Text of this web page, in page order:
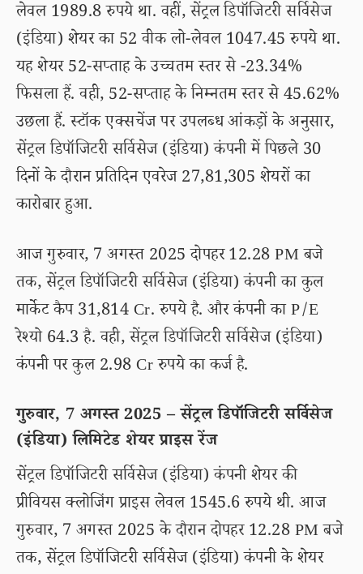
लेवल 1989.8 रुपये था. वहीं, सेंट्रल डिपॉजिटरी सर्विसेज
(इंडिया) शेयर का 52 वीक लो-लेवल 1047.45 रुपये था.
यह शेयर 52-सप्ताह के उच्चतम स्तर से -23.34%
फिसला हैं. वही, 52-सप्ताह के निम्नतम स्तर से 45.62%
उछला हैं. स्टॉक एक्सचेंज पर उपलब्ध आंकड़ों के अनुसार,
सेंट्रल डिपॉजिटरी सर्विसेज (इंडिया) कंपनी में पिछले 30
दिनों के दौरान प्रतिदिन एवरेज 27,81,305 शेयरों का
कारोबार हुआ.
आज गुरुवार, 7 अगस्त 2025 दोपहर 12.28 PM बजे
तक, सेंट्रल डिपॉजिटरी सर्विसेज (इंडिया) कंपनी का कुल
मार्केट कैप 31,814 Cr. रुपये है. और कंपनी का P/E
रेश्यो 64.3 है. वही, सेंट्रल डिपॉजिटरी सर्विसेज (इंडिया)
कंपनी पर कुल 2.98 Cr रुपये का कर्ज है.
गुरुवार, 7 अगस्त 2025 – सेंट्रल डिपॉजिटरी सर्विसेज
(इंडिया) लिमिटेड शेयर प्राइस रेंज
सेंट्रल डिपॉजिटरी सर्विसेज (इंडिया) कंपनी शेयर की
प्रीवियस क्लोजिंग प्राइस लेवल 1545.6 रुपये थी. आज
गुरुवार, 7 अगस्त 2025 के दौरान दोपहर 12.28 PM बजे
तक, सेंट्रल डिपॉजिटरी सर्विसेज (इंडिया) कंपनी के शेयर